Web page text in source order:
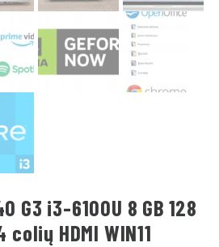
G3 i3-6100U 8 GB 128
colių HDMI WIN11